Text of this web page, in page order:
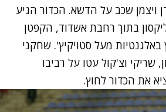
ויצמן שכב על הדשא. הכדור הגיע
בתוך רחבת אשדוד, הקפטן
מעל סטויקיץ'. שחקני
שריקי וצ'קול עטו על רביבו
את הכדור לחוץ.